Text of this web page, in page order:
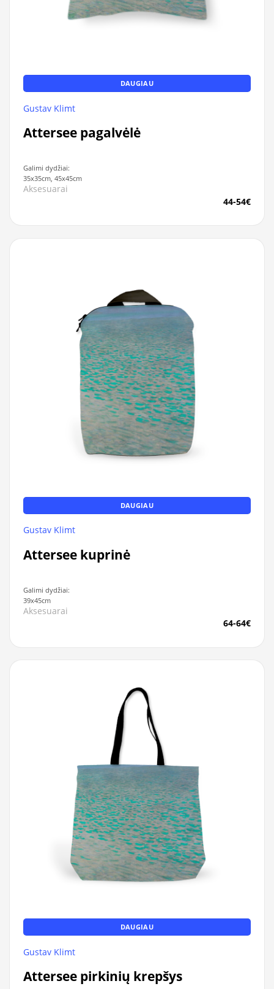
DAUGIAU
Gustav Klimt
Attersee pagalvėlė
Galimi dydžiai:
35x35cm, 45x45cm
Aksesuarai
44-54€
DAUGIAU
Gustav Klimt
Attersee kuprinė
Galimi dydžiai:
39x45cm
Aksesuarai
64-64€
DAUGIAU
Gustav Klimt
Attersee pirkinių krepšys